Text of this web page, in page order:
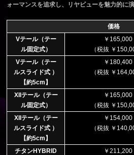
ォーマンスを追求し、リヤビューを魅力的に演
価格
Vテール（テー
ル固定式）
￥165,000
（税抜 ￥
Vテール（テー
ルスライド式 ）
【約5cm】
￥180,400
（税抜 ￥
XIIテール（テー
ル固定式）
￥165,000
（税抜 ￥
XIIテール（テー
ルスライド式 ）
【約5cm】
￥154,000
（税抜 ￥
チタンHYBRID
￥211,200